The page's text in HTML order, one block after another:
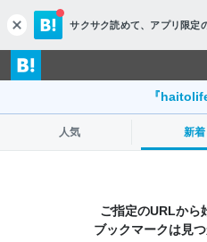
c
l
o
s
サクサク読めて、 アプリ限定
『
人気 新着
ご指定のURLから
ブックマークは見